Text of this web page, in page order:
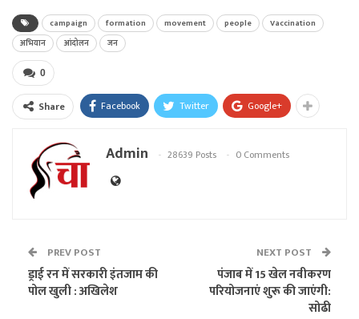
campaign formation movement people
Vaccination
अभियान
आंदोलन जन
0
Share Facebook Twitter Google+
Admin 28639 Posts 0 Comments
PREV POST
ड्राई रन में सरकारी इंतजाम की
पोल खुली : अखिलेश
NEXT POST
पंजाब में 15 खेल नवीकरण
परियोजनाएं शुरू की जाएंगी:
सोढी